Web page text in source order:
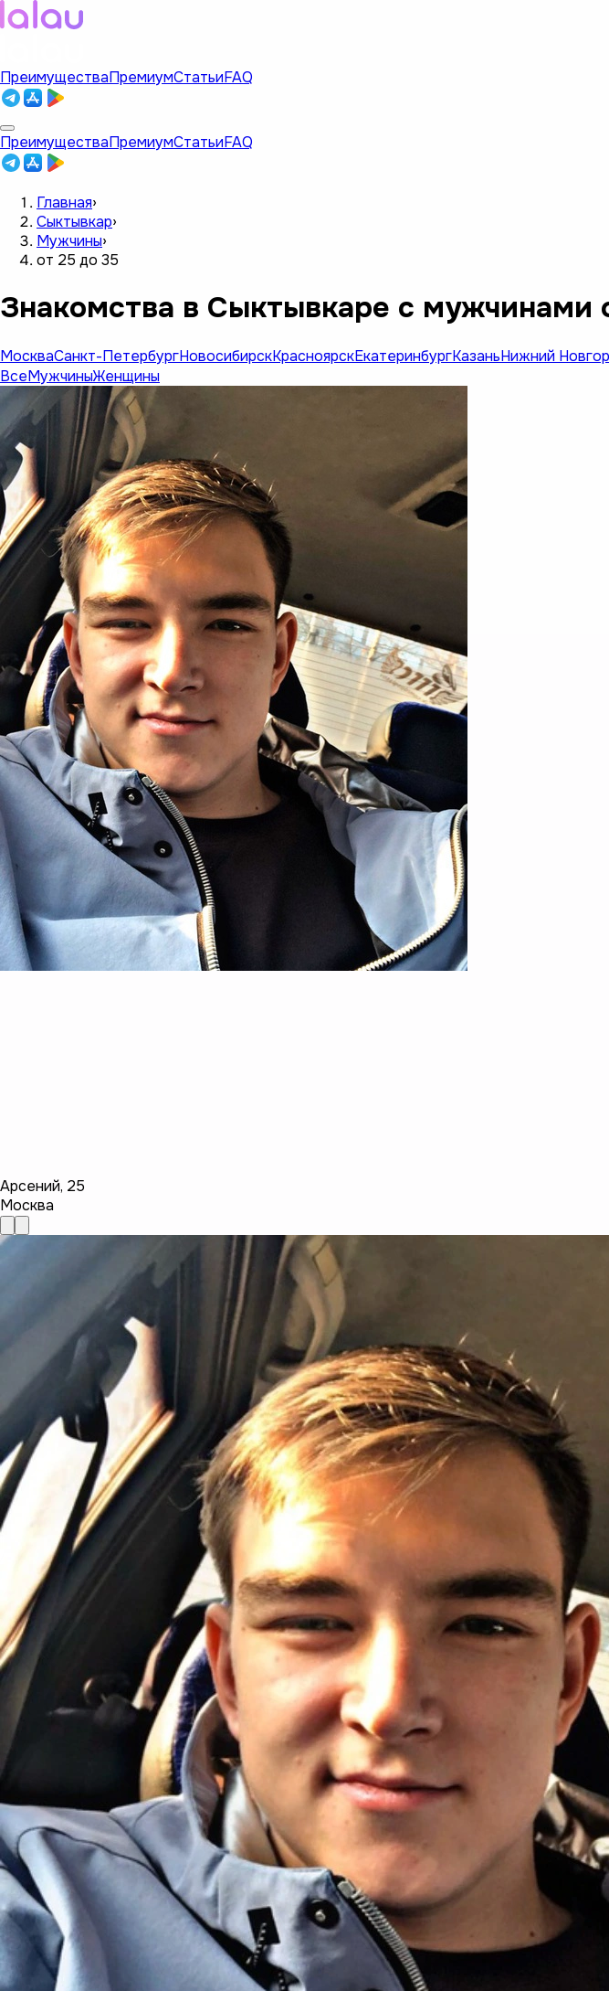
ПреимуществаПремиумСтатьиFAQ
ПреимуществаПремиумСтатьиFAQ
Главная›
Сыктывкар›
Мужчины›
от 25 до 35
Знакомства в Сыктывкаре с мужчинами
МоскваСанкт-ПетербургНовосибирскКрасноярскЕкатеринбургКазаньНижний
ВсеМужчиныЖенщины
Арсений, 25
Москва